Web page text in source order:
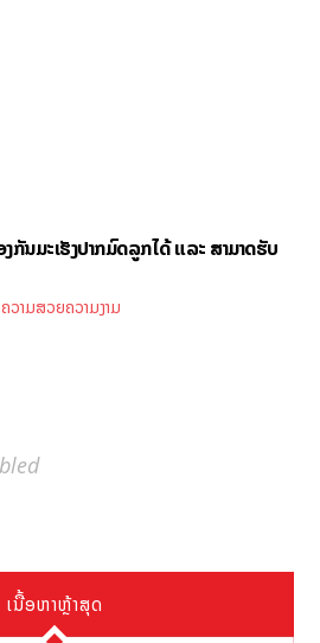
ນມະເຮັງປາກມົດລູກໄດ້ ແລະ ສາມາດຮັບ
ວາມສວຍຄວາມງາມ
ເນື້ອຫາຫຼ້າສຸດ